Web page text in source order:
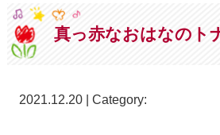
真っ赤なおはなのト
2021.12.20 | Category: